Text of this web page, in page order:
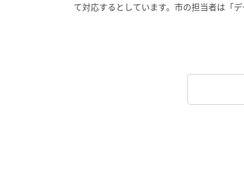
て対応するとしています。市の担当者は「